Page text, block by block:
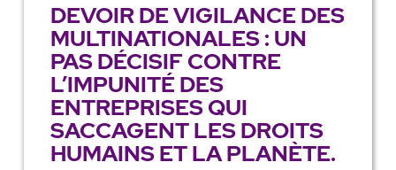
DEVOIR DE VIGILANCE DES
MULTINATIONALES : UN
PAS DÉCISIF CONTRE
L’IMPUNITÉ DES
ENTREPRISES QUI
SACCAGENT LES DROITS
HUMAINS ET LA PLANÈTE.